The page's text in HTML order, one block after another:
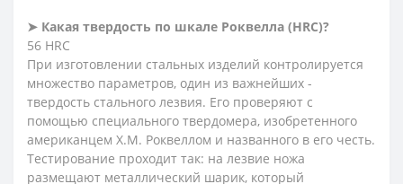
➤ Какая твердость по шкале Роквелла (HRC)?
56 HRC
При изготовлении стальных изделий контролируется
множество параметров, один из важнейших -
твердость стального лезвия. Его проверяют с
помощью специального твердомера, изобретенного
американцем Х.М. Роквеллом и названного в его честь.
Тестирование проходит так: на лезвие ножа
размещают металлический шарик, который